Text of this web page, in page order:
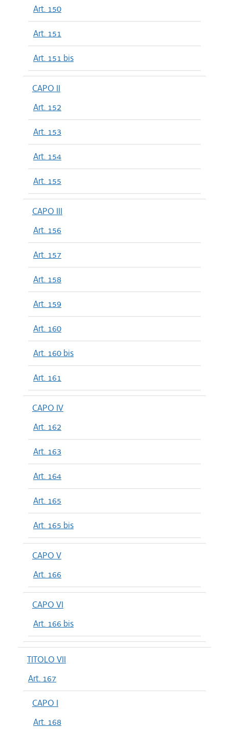
Art. 150
Art. 151
Art. 151 bis
CAPO II
Art. 152
Art. 153
Art. 154
Art. 155
CAPO III
Art. 156
Art. 157
Art. 158
Art. 159
Art. 160
Art. 160 bis
Art. 161
CAPO IV
Art. 162
Art. 163
Art. 164
Art. 165
Art. 165 bis
CAPO V
Art. 166
CAPO VI
Art. 166 bis
TITOLO VII
Art. 167
CAPO I
Art. 168